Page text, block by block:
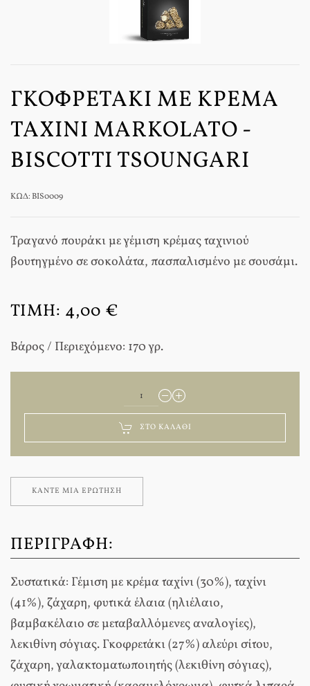
ΓΚΟΦΡΕΤΆΚΙ ΜΕ ΚΡΈΜΑ
ΤΑΧΊΝΙ ΜARKOLATO -
BISCOTTI TSOUNGARI
ΚΩΔ: BIS0009
Τραγανό πουράκι με γέμιση κρέμας ταχινιού
βουτηγμένο σε σοκολάτα, πασπαλισμένο με σουσάμι.
ΤΙΜΉ: 4,00 €
Βάρος / Περιεχόμενο: 170 γρ.
ΣΤΟ ΚΑΛΆΘΙ
ΚΆΝΤΕ ΜΊΑ ΕΡΏΤΗΣΗ
ΠΕΡΙΓΡΑΦΉ:
Συστατικά: Γέμιση με κρέμα ταχίνι (30%), ταχίνι
(41%), ζάχαρη, φυτικά έλαια (ηλιέλαιο,
βαμβακέλαιο σε μεταβαλλόμενες αναλογίες),
λεκιθίνη σόγιας. Γκοφρετάκι (27%) αλεύρι σίτου,
ζάχαρη, γαλακτοματωποιητής (λεκιθίνη σόγιας),